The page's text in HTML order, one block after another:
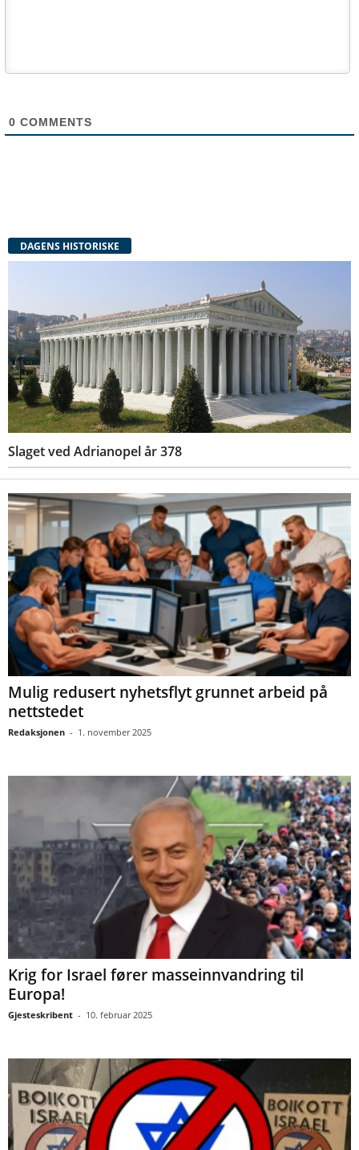
0 COMMENTS
DAGENS HISTORISKE
Slaget ved Adrianopel år 378
Mulig redusert nyhetsflyt grunnet arbeid på
nettstedet
Redaksjonen - 1. november 2025
Krig for Israel fører masseinnvandring til
Europa!
Gjesteskribent - 10. februar 2025